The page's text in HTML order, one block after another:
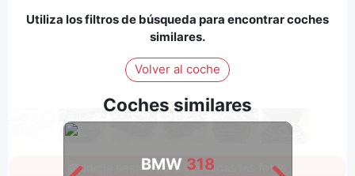
Utiliza los filtros de búsqueda para encontrar coches
similares.
Volver al coche
Coches similares
BMW 318
Inicia sesión para ver todas las fotos